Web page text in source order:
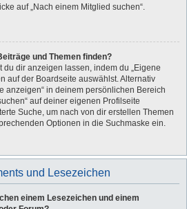
auf „Nach einem Mitglied suchen“.
und Themen finden?
dir anzeigen lassen, indem du „Eigene
auf der Boardseite auswählst. Alternativ
anzeigen“ in deinem persönlichen Bereich
auf deiner eigenen Profilseite
Suche, um nach von dir erstellen Themen
Optionen in die Suchmaske ein.
und Lesezeichen
einem Lesezeichen und einem